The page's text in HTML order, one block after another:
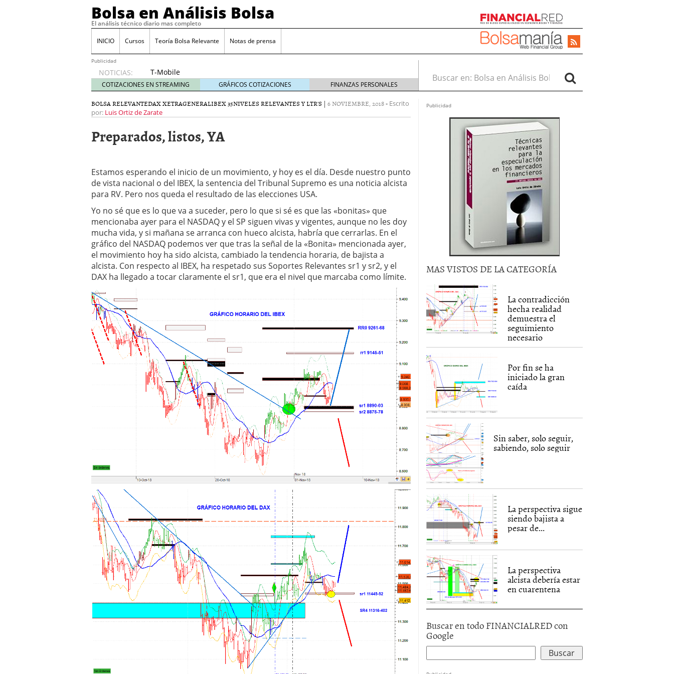
Bolsa en Análisis Bolsa
El análisis técnico diario mas completo
INICIO Cursos Teoría Bolsa Relevante Notas de prensa
Publicidad
NOTICIAS:
T-Mobile
acuerda
pagar
315
millones
dólares
por
30/09/2024
Acciones de Nvidia suben impulsadas por la inteligencia artificial
25/09/2024
Cuidado con estos tres sesgos si estás empezando a invertir
El BCE recorta los tipos de interés clave en septiembre para reducir la
volatilidad 12/09/2024
¿Es buen momento para volver al oro en lo que queda de 2024? 02/09/2024
COTIZACIONES EN STREAMING GRÁFICOS COTIZACIONES FINANZAS PERSONALES
Buscar en:
BOLSA RELEVANTEDAX XETRAGENERALIBEX 35NIVELES RELEVANTES Y LTR'S | 6 NOVIEMBRE, 2018- Escrito
por: Luis Ortiz de Zarate
Preparados, listos, YA
Estamos esperando el inicio de un movimiento, y hoy es el día. Desde nuestro punto
de vista nacional o del IBEX, la sentencia del Tribunal Supremo es una noticia alcista
para RV. Pero nos queda el resultado de las elecciones USA.
Yo no sé que es lo que va a suceder, pero lo que si sé es que las «bonitas» que
mencionaba ayer para el NASDAQ y el SP siguen vivas y vigentes, aunque no les doy
mucha vida, y si mañana se arranca con hueco alcista, habría que cerrarlas. En el
gráfico del NASDAQ podemos ver que tras la señal de la «Bonita» mencionada ayer,
el movimiento hoy ha sido alcista, cambiado la tendencia horaria, de bajista a
alcista. Con respecto al IBEX, ha respetado sus Soportes Relevantes sr1 y sr2, y el
DAX ha llegado a tocar claramente el sr1, que era el nivel que marcaba como límite.
Publicidad
MAS VISTOS DE LA CATEGORÍA
La contradicción
hecha realidad
demuestra el
seguimiento
necesario
Por fin se ha
iniciado la gran
caída
Sin saber, solo seguir,
sabiendo, solo seguir
La perspectiva sigue
siendo bajista a
pesar de...
La perspectiva
alcista debería estar
en cuarentena
Buscar en todo FINANCIALRED con
Google